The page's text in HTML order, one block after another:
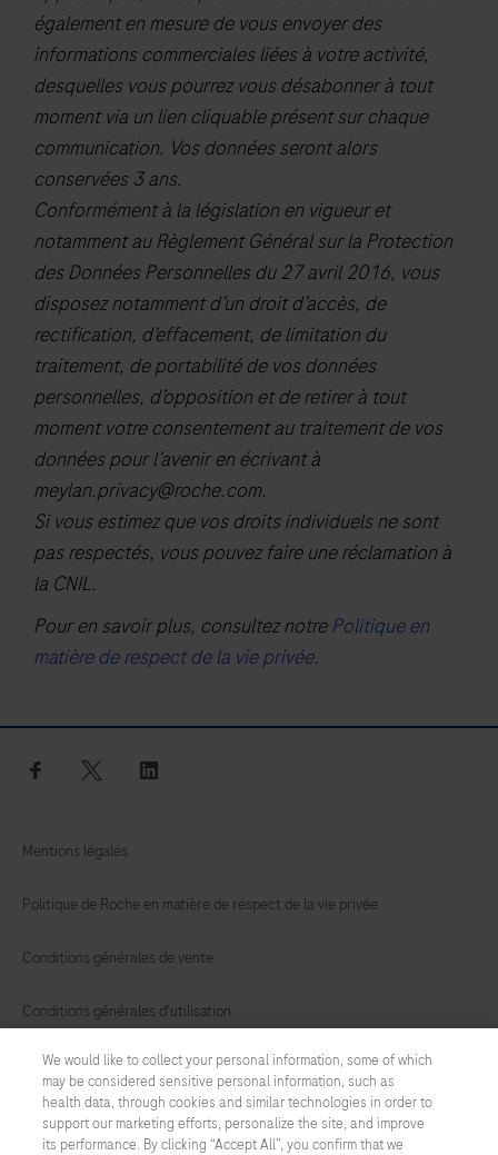
également en mesure de vous envoyer des
informations commerciales liées à votre activité,
desquelles vous pourrez vous désabonner à tout
moment via un lien cliquable présent sur chaque
communication. Vos données seront alors
conservées 3 ans.
Conformément à la législation en vigueur et
notamment au Règlement Général sur la Protection
des Données Personnelles du 27 avril 2016, vous
disposez notamment d’un droit d’accès, de
rectification, d’effacement, de limitation du
traitement, de portabilité de vos données
personnelles, d’opposition et de retirer à tout
moment votre consentement au traitement de vos
données pour l’avenir en écrivant à
meylan.privacy@roche.com.
Si vous estimez que vos droits individuels ne sont
pas respectés, vous pouvez faire une réclamation à
la CNIL.
Pour en savoir plus, consultez notrePolitique en
matière de respect de la vie privée.
facebook twitter
Mentions légales
Politique de Roche en matière de respect de la vie privée
Conditions générales de vente
Conditions générales d'utilisation
Préférences en matière de cookies
Nous contacter
We would like to collect your personal information, some of which
may be considered sensitive personal information, such as
health data, through cookies and similar technologies in order to
support our marketing efforts, personalize the site, and improve
its performance. By clicking “Accept All”, you confirm that we